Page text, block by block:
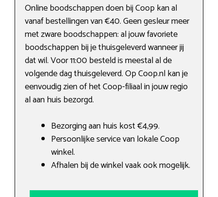
Online boodschappen doen bij Coop kan al
vanaf bestellingen van €40. Geen gesleur meer
met zware boodschappen: al jouw favoriete
boodschappen bij je thuisgeleverd wanneer jij
dat wil. Voor 11:00 besteld is meestal al de
volgende dag thuisgeleverd. Op Coop.nl kan je
eenvoudig zien of het Coop-filiaal in jouw regio
al aan huis bezorgd.
Bezorging aan huis kost €4,99.
Persoonlijke service van lokale Coop
winkel.
Afhalen bij de winkel vaak ook mogelijk.